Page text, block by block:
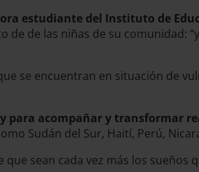
estudiante del Instituto de
de las niñas de su comunidad:
se encuentran en situación de
para acompañar y transformar
Sudán del Sur, Haití, Perú,
sean cada vez más los sueños